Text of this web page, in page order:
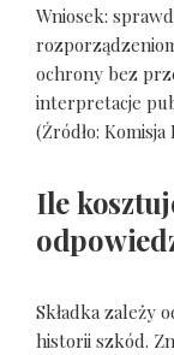
Wniosek:
ochrony bez
interpretacje
(Źródło:
Ile
Składka
historii szkód.